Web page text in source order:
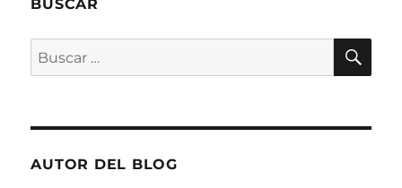
a
BUSCAR
Buscar
por:
AUTOR DEL BLOG